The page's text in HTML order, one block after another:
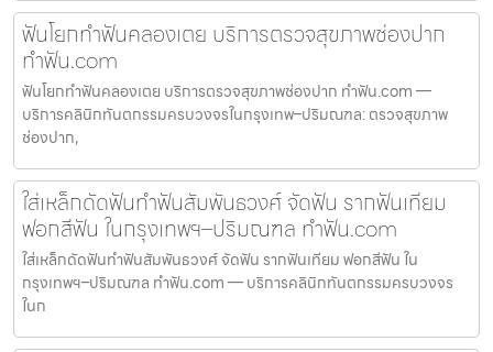
ฟันโยกทำฟันคลองเตย บริการตรวจสุขภาพช่องปาก
ทำฟัน.com
ฟันโยกทำฟันคลองเตย บริการตรวจสุขภาพช่องปาก ทำฟัน.com —
บริการคลินิกทันตกรรมครบวงจรในกรุงเทพ–ปริมณฑล: ตรวจสุขภาพ
ช่องปาก,
ใส่เหล็กดัดฟันทำฟันสัมพันธวงศ์ จัดฟัน รากฟันเทียม
ฟอกสีฟัน ในกรุงเทพฯ–ปริมณฑล ทำฟัน.com
ใส่เหล็กดัดฟันทำฟันสัมพันธวงศ์ จัดฟัน รากฟันเทียม ฟอกสีฟัน ใน
กรุงเทพฯ–ปริมณฑล ทำฟัน.com — บริการคลินิกทันตกรรมครบวงจร
ในก